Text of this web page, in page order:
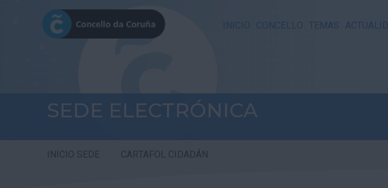
INICIO CONCELLO TEMAS
SEDE ELECTRÓNICA
INICIO SEDE CARTAFOL CIDADÁN